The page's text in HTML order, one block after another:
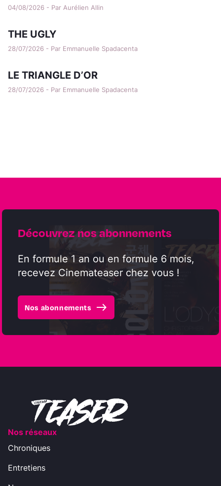
04/08/2026 - Par Aurélien Allin
THE UGLY
28/07/2026 - Par Emmanuelle Spadacenta
LE TRIANGLE D’OR
28/07/2026 - Par Emmanuelle Spadacenta
Découvrez nos abonnements
En formule 1 an ou en formule 6 mois,
recevez Cinemateaser chez vous !
Nos abonnements east
Nos réseaux
Chroniques
Entretiens